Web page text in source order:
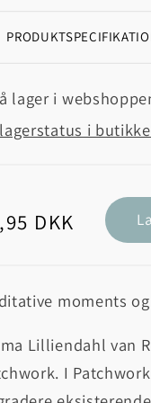
lager i
i
DKK
moments
Lilliendahl van
I